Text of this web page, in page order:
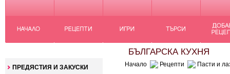
ПРЕДЯСТИЯ И ЗАКУСКИ
БЪЛГАРСКА КУХНЯ
Начало Рецепти Пасти и